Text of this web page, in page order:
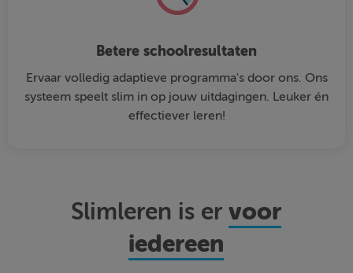
Betere schoolresultaten
Ervaar volledig adaptieve programma's door ons. Ons
systeem speelt slim in op jouw uitdagingen. Leuker én
effectiever leren!
Slimleren is ervoor
iedereen